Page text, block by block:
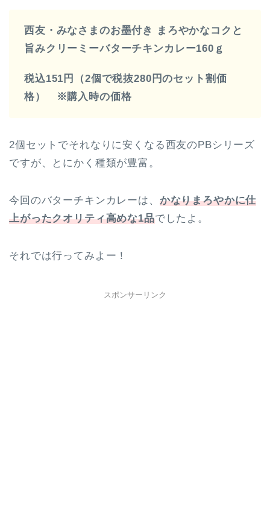
西友・みなさまのお墨付き まろやかなコクと
旨みクリーミーバターチキンカレー160ｇ
税込151円（2個で税抜280円のセット割価
格） ※購入時の価格
2個セットでそれなりに安くなる西友のPBシリーズ
ですが、とにかく種類が豊富。
今回のバターチキンカレーは、 かなりまろやかに仕
上がったクオリティ高めな1品でしたよ。
それでは行ってみよー！
スポンサーリンク